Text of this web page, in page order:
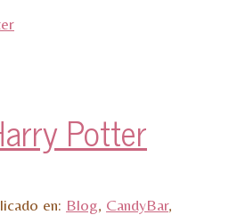
Potter
en: Blog, CandyBar,